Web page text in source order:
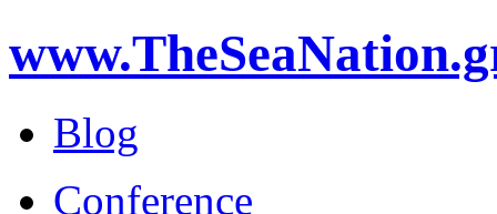
Blog
Conference